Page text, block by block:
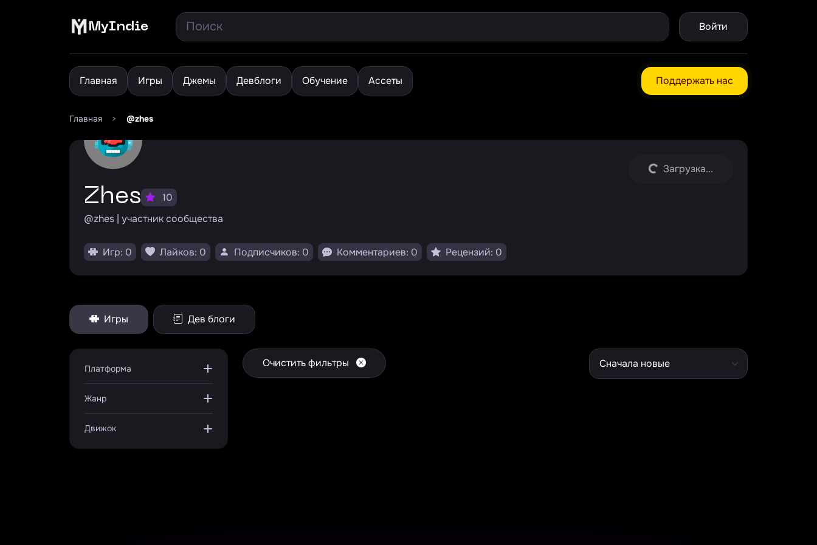
MyIndie Войти
Главная Игры Джемы Девблоги Обучение Ассеты Поддержать нас
Главная > @zhes
Загрузка...
Zhes
10
@zhes | участник сообщества
Игр: 0 Лайков: 0 Подписчиков: 0 Комментариев: 0 Рецензий: 0
Игры Дев блоги
Платформа
Жанр
Движок
Очистить фильтры